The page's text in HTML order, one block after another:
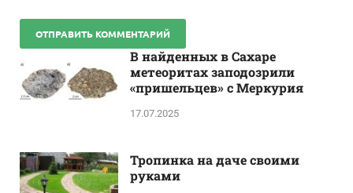
В найденных в Сахаре
метеоритах заподозрили
«пришельцев» с Меркурия
17.07.2025
Тропинка на даче своими
руками